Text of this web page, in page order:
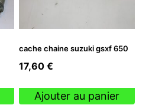
cache chaine suzuki gsxf 650
17,60 €
Ajouter au panier